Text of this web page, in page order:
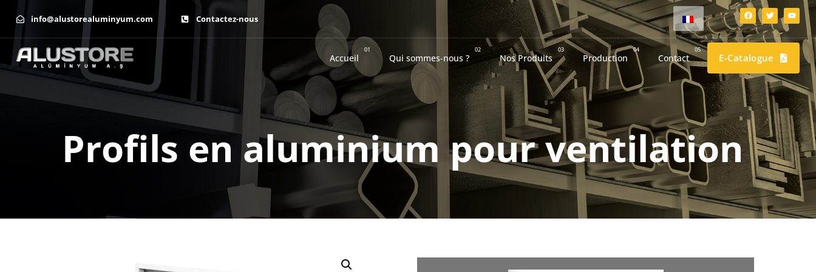
info@alustorealuminyum.com Contactez-nous
Accueil
01
Qui sommes-nous ?
02
Nos Produits
03
Production
04
Contact
05
E-Catalogue
Profils en aluminium pour ventilation